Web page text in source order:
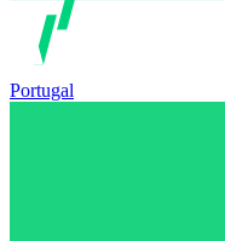
Portugal